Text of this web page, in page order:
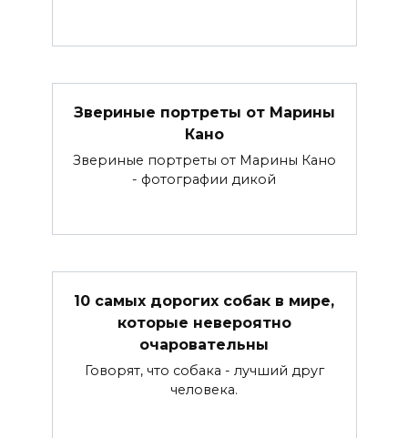
Звериные портреты от Марины
Кано
Звериные портреты от Марины Кано
- фотографии дикой
10 самых дорогих собак в мире,
которые невероятно
очаровательны
Говорят, что собака - лучший друг
человека.